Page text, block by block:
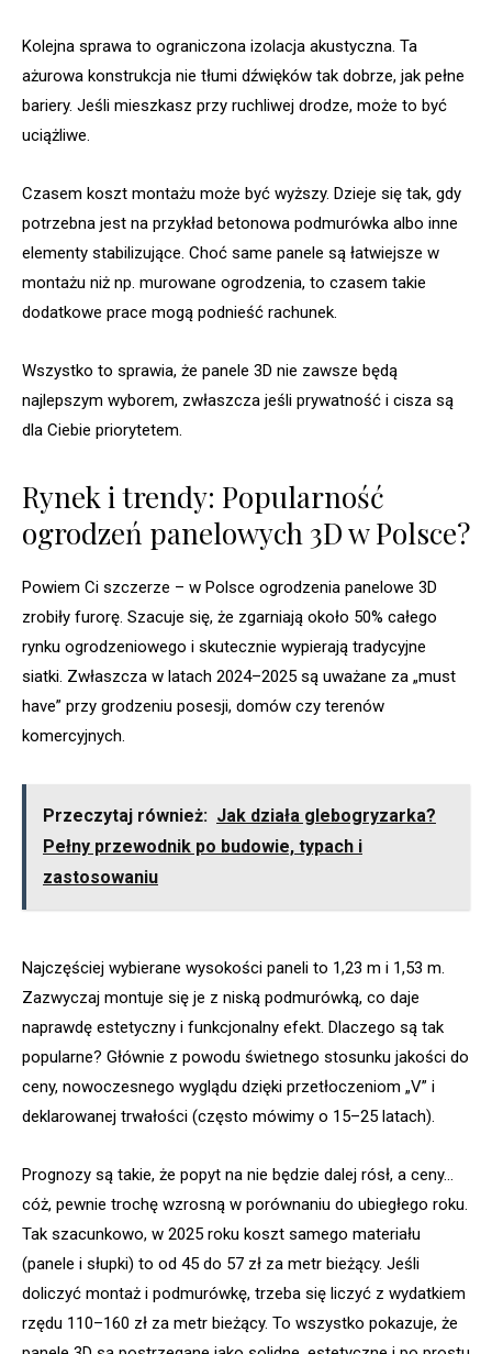
Kolejna sprawa to ograniczona izolacja akustyczna. Ta
ażurowa konstrukcja nie tłumi dźwięków tak dobrze, jak pełne
bariery. Jeśli mieszkasz przy ruchliwej drodze, może to być
uciążliwe.
Czasem koszt montażu może być wyższy. Dzieje się tak, gdy
potrzebna jest na przykład betonowa podmurówka albo inne
elementy stabilizujące. Choć same panele są łatwiejsze w
montażu niż np. murowane ogrodzenia, to czasem takie
dodatkowe prace mogą podnieść rachunek.
Wszystko to sprawia, że panele 3D nie zawsze będą
najlepszym wyborem, zwłaszcza jeśli prywatność i cisza są
dla Ciebie priorytetem.
Rynek i trendy: Popularność
ogrodzeń panelowych 3D w Polsce?
Powiem Ci szczerze – w Polsce ogrodzenia panelowe 3D
zrobiły furorę. Szacuje się, że zgarniają około 50% całego
rynku ogrodzeniowego i skutecznie wypierają tradycyjne
siatki. Zwłaszcza w latach 2024–2025 są uważane za „must
have” przy grodzeniu posesji, domów czy terenów
komercyjnych.
Przeczytaj również: Jak działa glebogryzarka?
Pełny przewodnik po budowie, typach i
zastosowaniu
Najczęściej wybierane wysokości paneli to 1,23 m i 1,53 m.
Zazwyczaj montuje się je z niską podmurówką, co daje
naprawdę estetyczny i funkcjonalny efekt. Dlaczego są tak
popularne? Głównie z powodu świetnego stosunku jakości do
ceny, nowoczesnego wyglądu dzięki przetłoczeniom „V” i
deklarowanej trwałości (często mówimy o 15–25 latach).
Prognozy są takie, że popyt na nie będzie dalej rósł, a ceny…
cóż, pewnie trochę wzrosną w porównaniu do ubiegłego roku.
Tak szacunkowo, w 2025 roku koszt samego materiału
(panele i słupki) to od 45 do 57 zł za metr bieżący. Jeśli
doliczyć montaż i podmurówkę, trzeba się liczyć z wydatkiem
rzędu 110–160 zł za metr bieżący. To wszystko pokazuje, że